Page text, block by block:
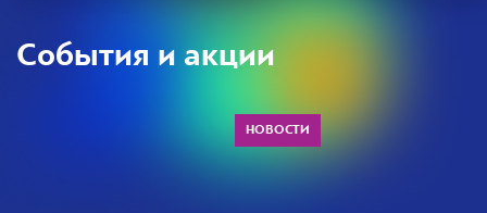
События и акции
НОВОСТИ